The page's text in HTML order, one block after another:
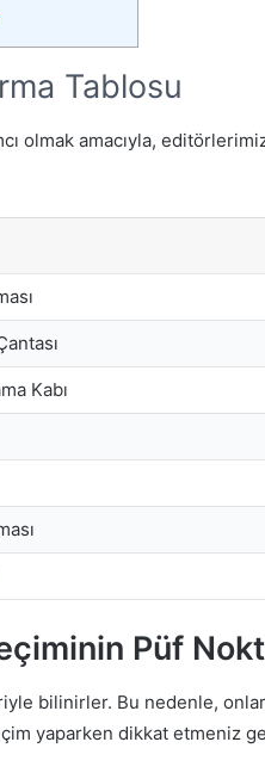
Tablosu
olmak amacıyla,
Kabı
Püf
bilinirler. Bu nedenle,
yaparken dikkat etmeniz